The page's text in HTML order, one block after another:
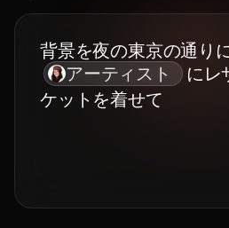
背景を夜の東京の通り
アーティスト
にレ
ケットを着せて